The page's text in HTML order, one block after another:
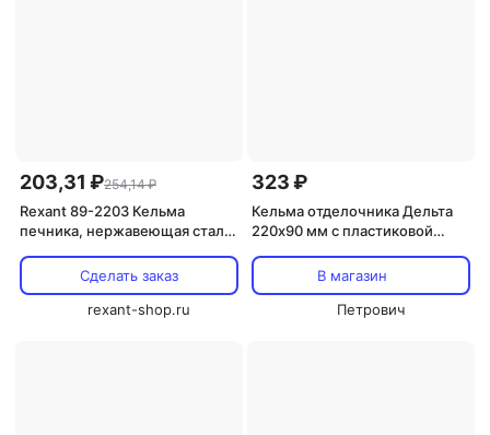
203,31 ₽254,14 ₽
Rexant 89-2203 Кельма
печника, нержавеющая сталь,
Сделать заказ
rexant-shop.ru
323 ₽
Кельма отделочника Дельта
220х90 мм с пластиковой
В магазин
Петрович